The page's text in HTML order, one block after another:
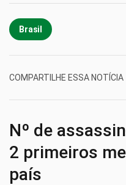
Brasil
COMPARTILHE ESSA NOTÍCIA
Nº de
2 primeiros
país